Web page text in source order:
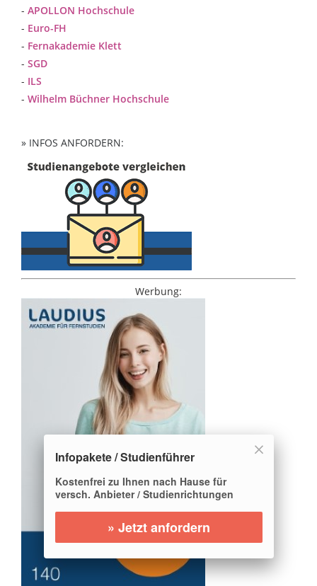
- APOLLON Hochschule
- Euro-FH
- Fernakademie Klett
- SGD
- ILS
- Wilhelm Büchner Hochschule
» INFOS ANFORDERN:
Werbung:
Infopakete / Studienführer
Kostenfrei zu Ihnen nach Hause für
versch. Anbieter / Studienrichtungen
» Jetzt anfordern